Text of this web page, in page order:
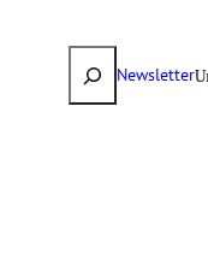
SuchenNewsletter